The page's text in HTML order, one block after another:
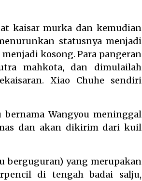
kaisar murka dan kemudian
statusnya menjadi
kosong. Para pangeran
mahkota, dan dimulailah
Xiao Chuhe sendiri
Wangyou meninggal
dan akan dikirim dari kuil
berguguran) yang merupakan
di tengah badai salju,